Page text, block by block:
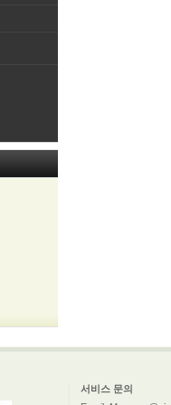
서비스 문의